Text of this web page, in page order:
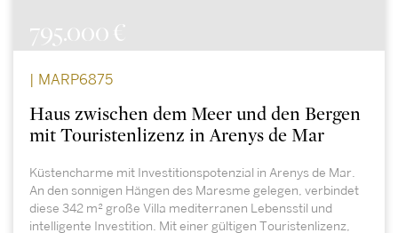
795.000 €
| MARP6875
Haus zwischen dem Meer und den Bergen
mit Touristenlizenz in Arenys de Mar
Küstencharme mit Investitionspotenzial in Arenys de Mar.
An den sonnigen Hängen des Maresme gelegen, verbindet
diese 342 m² große Villa mediterranen Lebensstil und
intelligente Investition. Mit einer gültigen Touristenlizenz,